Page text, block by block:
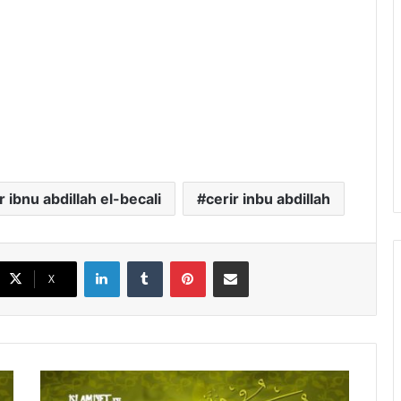
ibnu abdillah el-becali cerir inbu abdillah
X
LinkedIn Tumblr Pinterest E-Posta ile paylaş